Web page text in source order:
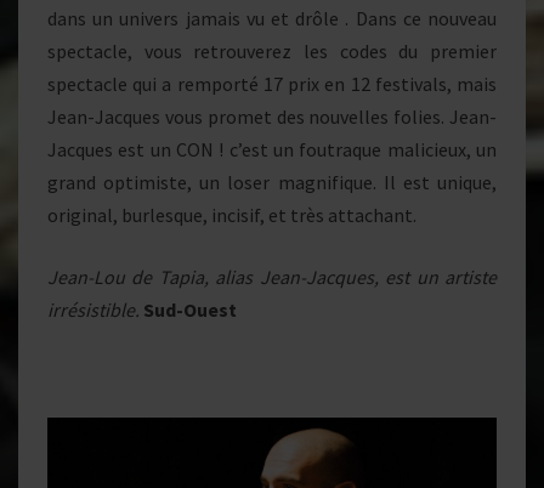
dans un univers jamais vu et drôle . Dans ce nouveau
spectacle, vous retrouverez les codes du premier
spectacle qui a remporté 17 prix en 12 festivals, mais
Jean-Jacques vous promet des nouvelles folies. Jean-
Jacques est un CON ! c’est un foutraque malicieux, un
grand optimiste, un loser magnifique. Il est unique,
original, burlesque, incisif, et très attachant.
Jean-Lou de Tapia, alias Jean-Jacques, est un artiste
irrésistible. Sud-Ouest